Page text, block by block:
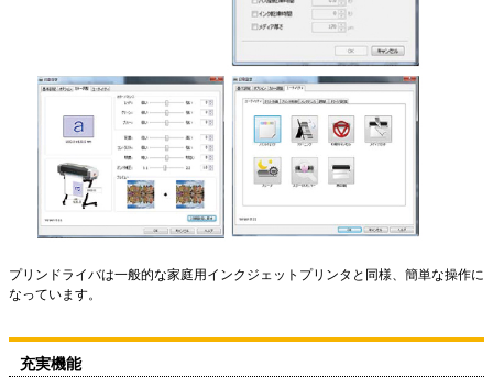
プリンドライバは一般的な家庭用インクジェットプリンタと同様、簡単な操作に
なっています。
充実機能